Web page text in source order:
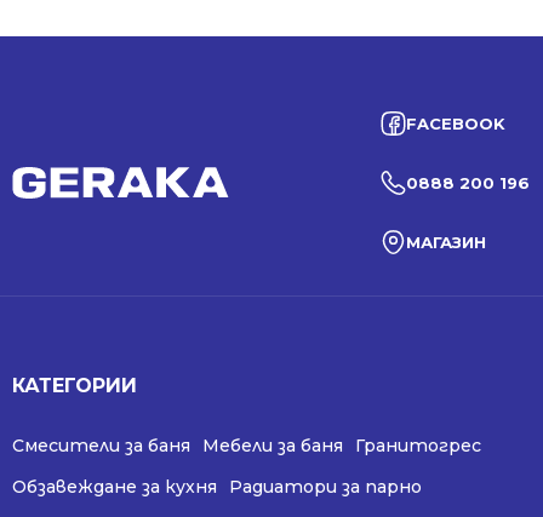
FACEBOOK
0888 200 196
МАГАЗИН
КАТЕГОРИИ
Смесители за баня Мебели за баня
Гранитогрес
Обзавеждане за кухня
Радиатори за парно